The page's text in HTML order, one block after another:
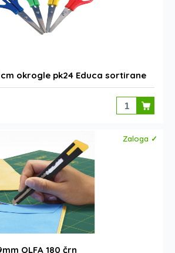
okrogle pk24 Educa sortirane
Zaloga ✓
OLFA 180 črn